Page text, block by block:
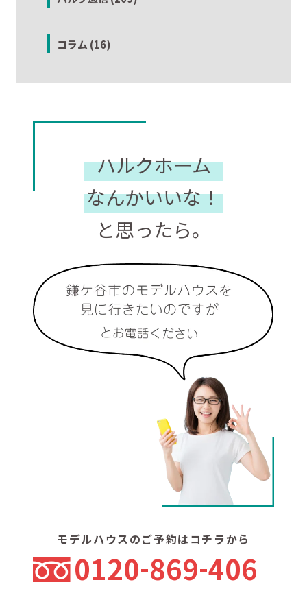
コラム (16)
ハルクホーム
なんかいいな！
と思ったら。
モデルハウスのご予約はコチラから
0120 869 406